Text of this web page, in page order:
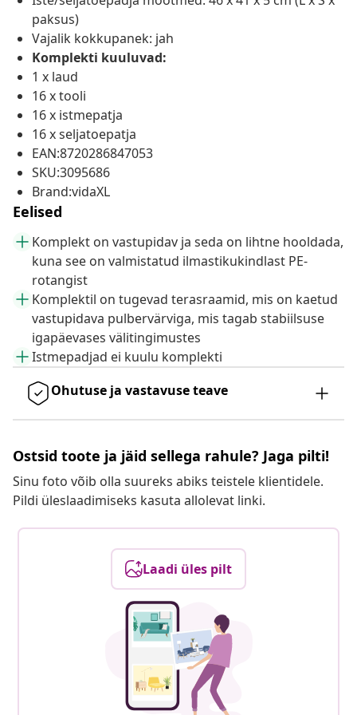
paksus)
Vajalik kokkupanek: jah
Komplekti kuuluvad:
1 x laud
16 x tooli
16 x istmepatja
16 x seljatoepatja
EAN:8720286847053
SKU:3095686
Brand:vidaXL
Eelised
Komplekt on vastupidav ja seda on lihtne hooldada,
kuna see on valmistatud ilmastikukindlast PE-
rotangist
Komplektil on tugevad terasraamid, mis on kaetud
vastupidava pulbervärviga, mis tagab stabiilsuse
igapäevases välitingimustes
Istmepadjad ei kuulu komplekti
Ohutuse ja vastavuse teave
Ostsid toote ja jäid sellega rahule? Jaga pilti!
Sinu foto võib olla suureks abiks teistele klientidele.
Pildi üleslaadimiseks kasuta allolevat linki.
Laadi üles pilt